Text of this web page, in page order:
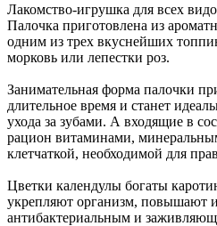
Лакомство-игрушка для всех
Палочка приготовлена из
одним из трех вкуснейших
морковь или лепестки роз.
Занимательная форма палочки
длительное время и станет
ухода за зубами. А входящие в
рацион витаминами,
клетчаткой, необходимой для
Цветки календулы богаты
укрепляют организм, повышают
антибактериальным и